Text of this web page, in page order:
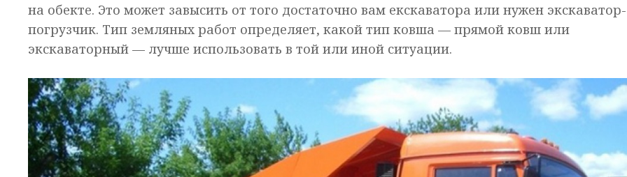
на обекте. Это может завысить от того достаточно вам екскаватора или нужен экскаватор-
погрузчик. Тип земляных работ определяет, какой тип ковша — прямой ковш или
экскаваторный — лучше использовать в той или иной ситуации.